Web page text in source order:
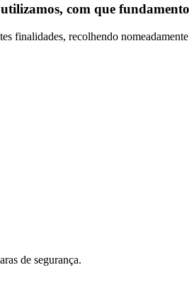
com que
finalidades, recolhendo
de segurança.